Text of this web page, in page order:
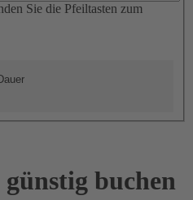
Sie die Pfeiltasten zum
günstig buchen